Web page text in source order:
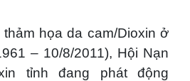
thảm họa da cam/Dioxin ở
– 10/8/2011), Hội Nạn
tỉnh đang phát động